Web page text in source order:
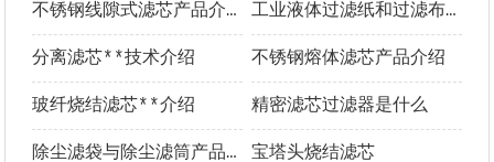
不锈钢线隙式滤芯产品介绍 工业液体过滤纸和过滤布**选型指南
分离滤芯**技术介绍 不锈钢熔体滤芯产品介绍
玻纤烧结滤芯**介绍 精密滤芯过滤器是什么
除尘滤袋与除尘滤筒产品介绍及优势对比 宝塔头烧结滤芯